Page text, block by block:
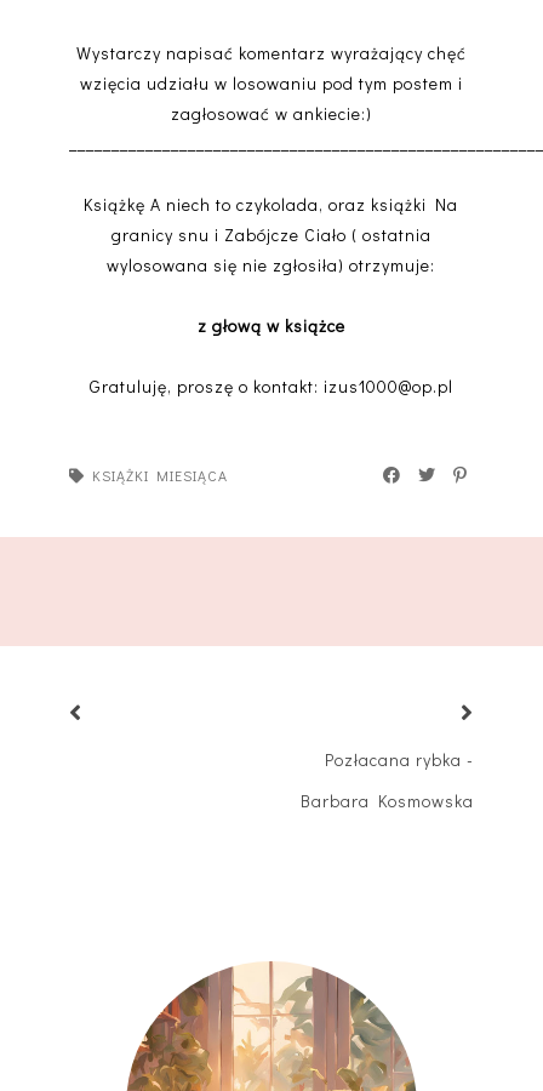
Wystarczy napisać komentarz wyrażający chęć
wzięcia udziału w losowaniu pod tym postem i
zagłosować w ankiecie:)
Książkę A niech to czykolada, oraz książki Na
granicy snu i Zabójcze Ciało ( ostatnia
wylosowana się nie zgłosiła) otrzymuje:
z głową w książce
Gratuluję, proszę o kontakt: izus1000@op.pl
KSIĄŻKI MIESIĄCA
Pozłacana rybka -
Barbara Kosmowska